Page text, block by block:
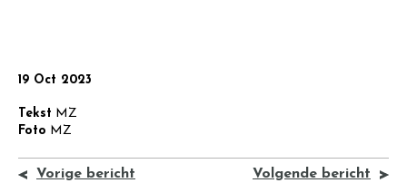
19 Oct 2023
Tekst MZ
Foto MZ
Vorige bericht Volgende bericht